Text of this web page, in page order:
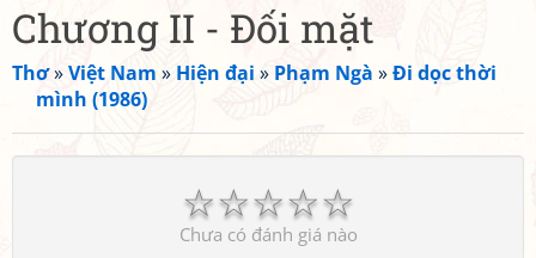
Chương II - Đối mặt
Thơ»Việt Nam » Hiện đại » Phạm Ngà »Đi dọc thời
mình (1986)
☆
☆
☆
☆
☆
Chưa có đánh giá nào